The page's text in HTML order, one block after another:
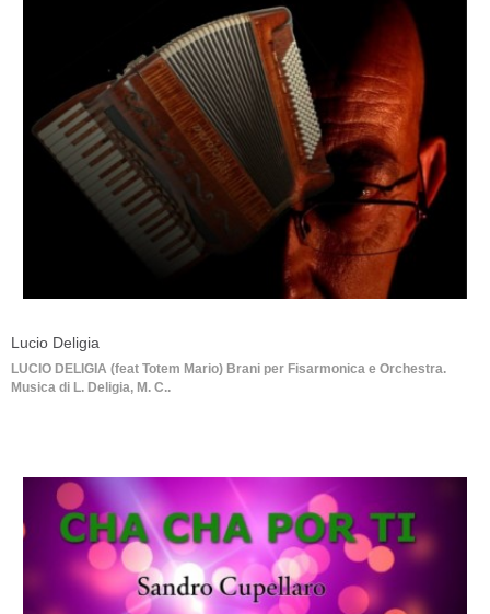
Lucio Deligia
LUCIO DELIGIA (feat Totem Mario) Brani per Fisarmonica e Orchestra.
Musica di L. Deligia, M. C..